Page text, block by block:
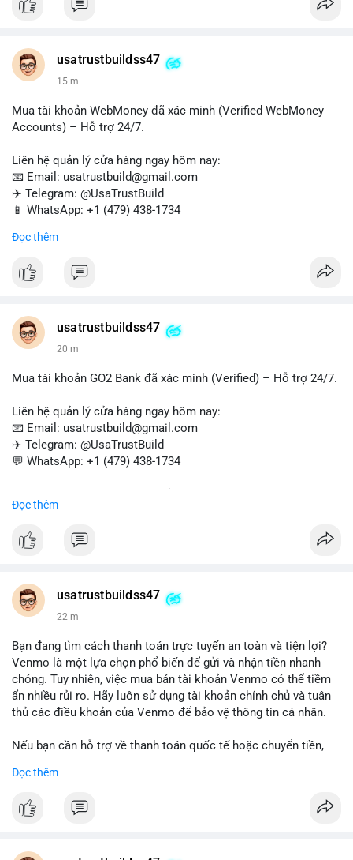
#buyverifiedcashappaccounts #marketing
#trendingnow
#sendmoney
usatrustbuildss47
15 m
Mua tài khoản WebMoney đã xác minh (Verified WebMoney
Accounts) – Hỗ trợ 24/7.
Liên hệ quản lý cửa hàng ngay hôm nay:
📧 Email: usatrustbuild@gmail.com
✈️ Telegram: @UsaTrustBuild
📱 WhatsApp: +1 (479) 438-1734
Tài khoản WebMoney xác minh sẵn sàng – giao dịch nhanh
và chuyển tiền quốc tế.
#verifiedaccounts #onlinepayment
#trustbuild
Đọc thêm
usatrustbuildss47
20 m
Mua tài khoản GO2 Bank đã xác minh (Verified) – Hỗ trợ 24/7.
Liên hệ quản lý cửa hàng ngay hôm nay:
📧 Email: usatrustbuild@gmail.com
✈️ Telegram: @UsaTrustBuild
💬 WhatsApp: +1 (479) 438-1734
chuyển tiền, mobile deposit và thanh toán USDT.
#buyverifiedgo2bankaccounts
Đọc thêm
usatrustbuildss47
22 m
Bạn đang tìm cách thanh toán trực tuyến an toàn và tiện lợi?
Venmo là một lựa chọn phổ biến để gửi và nhận tiền nhanh
chóng. Tuy nhiên, việc mua bán tài khoản Venmo có thể tiềm
ẩn nhiều rủi ro. Hãy luôn sử dụng tài khoản chính chủ và tuân
thủ các điều khoản của Venmo để bảo vệ thông tin cá nhân.
Nếu bạn cần hỗ trợ về thanh toán quốc tế hoặc chuyển tiền,
cung cấp dịch vụ tư vấn và giải pháp thanh toán trực tuyến an
Đọc thêm